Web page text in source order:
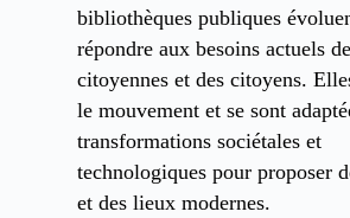
bibliothèques publiques
répondre aux besoins actuels
citoyennes et des citoyens.
le mouvement et se sont
transformations sociétales et
technologiques pour proposer
et des lieux modernes.